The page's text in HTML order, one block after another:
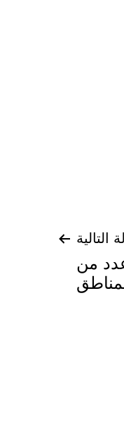
التالية
من